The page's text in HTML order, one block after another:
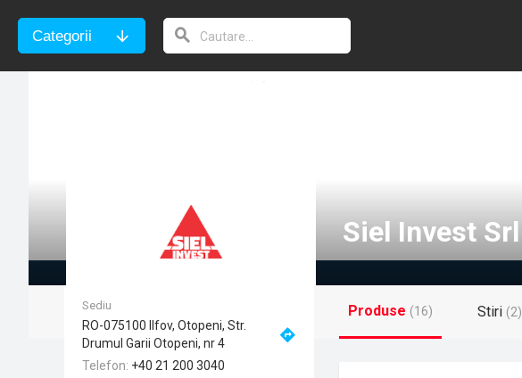
Categorii
Siel Invest Srl
Produse (16) Stiri (2)
Sediu
RO-075100 Ilfov, Otopeni, Str.
Drumul Garii Otopeni, nr 4
Telefon +40 21 200 3040